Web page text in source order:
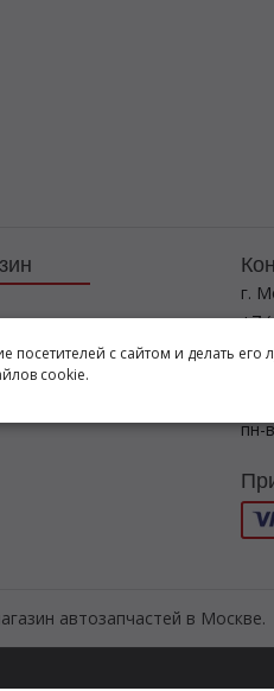
г.
+7
пн-
автозапчастей в Москве.
посетителей с сайтом и делать его
cookie.